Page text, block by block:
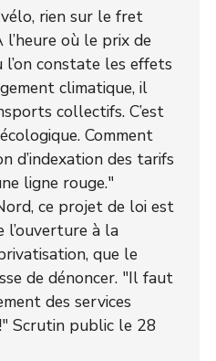
rien sur le fret
où le prix de
l’on constate les effets
climatique, il
collectifs. C’est
Comment
d’indexation des tarifs
ligne rouge."
ce projet de loi est
l’ouverture à la
que le
de dénoncer. "Il faut
des services
Scrutin public le 28